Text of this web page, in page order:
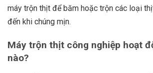
máy trộn thịt để băm hoặc trộn các loại
đến khi chúng mịn.
Máy trộn thịt công nghiệp hoạt
nào?